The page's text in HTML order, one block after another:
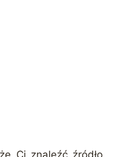
Ci znaleźć źródło